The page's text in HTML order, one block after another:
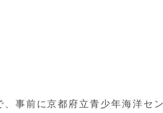
事前に京都府立青少年海洋セ